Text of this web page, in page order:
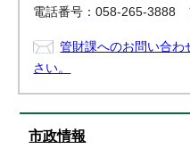
電話番号：058-265-3888
管財課へのお問い合わ
さい。
市政情報